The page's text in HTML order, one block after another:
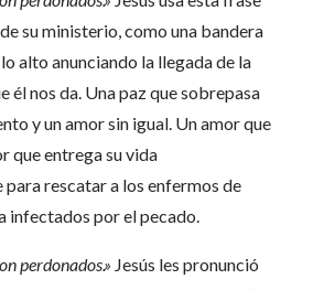
su ministerio, como una bandera
alto anunciando la llegada de la
él nos da. Una paz que sobrepasa
y un amor sin igual. Un amor que
que entrega su vida
rescatar a los enfermos de
infectados por el pecado.
perdonados.» Jesús les pronunció